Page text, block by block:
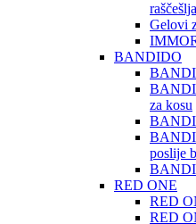
Gelovi
BANDIDO
za kosu
poslije
RED ONE
RED
RED